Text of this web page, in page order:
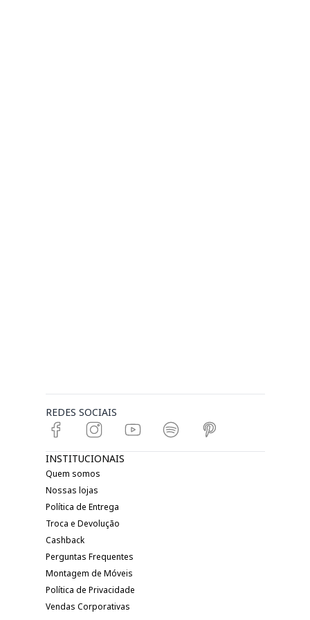
REDES SOCIAIS
INSTITUCIONAIS
Quem somos
Nossas lojas
Política de Entrega
Troca e Devolução
Cashback
Perguntas Frequentes
Montagem de Móveis
Política de Privacidade
Vendas Corporativas